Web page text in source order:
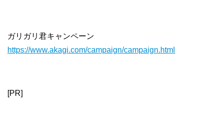
ガリガリ君キャンペーン
https://www.akagi.com/campaign/campaign.html
[PR]